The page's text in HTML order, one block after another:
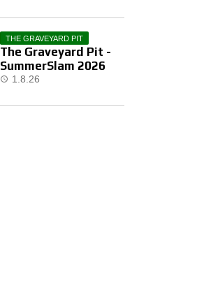
THE GRAVEYARD PIT
The Graveyard Pit -
SummerSlam 2026
1.8.26